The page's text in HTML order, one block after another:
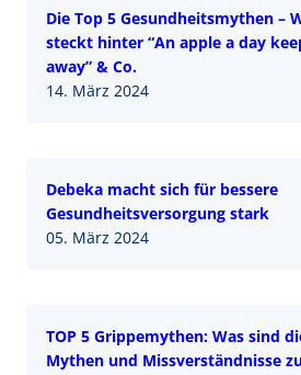
Die Top 5 Gesundheitsmythen –
steckt hinter “An apple a day
away” & Co.
14. März 2024
Debeka macht sich für bessere
Gesundheitsversorgung stark
05. März 2024
TOP 5 Grippemythen: Was sind
Mythen und Missverständnisse